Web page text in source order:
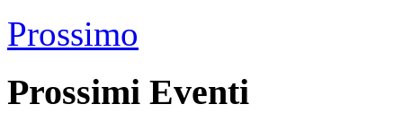
Prossimo
Prossimi Eventi